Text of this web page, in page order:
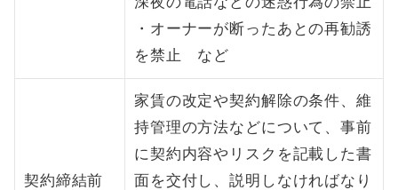
・オーナーが断ったあとの再勧誘
を禁止 など
契約締結前
家賃の改定や契約解除の条件、維
持管理の方法などについて、事前
に契約内容やリスクを記載した書
面を交付し、説明しなければなり